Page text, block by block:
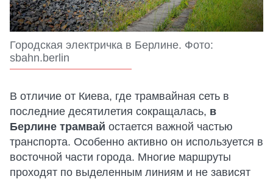
Городская электричка в Берлине. Фото:
sbahn.berlin
В отличие от Киева, где трамвайная сеть в
последние десятилетия сокращалась, в
Берлине трамвай остается важной частью
транспорта. Особенно активно он используется в
восточной части города. Многие маршруты
проходят по выделенным линиям и не зависят